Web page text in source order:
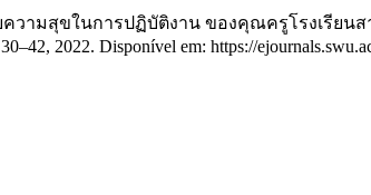
ามสุขในการปฏิบัติงาน ของคุณครูโรงเรียนส
2022. Disponível em: https://